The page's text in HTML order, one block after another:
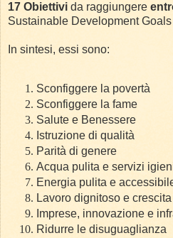
17 Obiettivi da raggiungere
Sustainable Development
In sintesi, essi sono:
Sconfiggere la povertà
Sconfiggere la fame
Salute e Benessere
Istruzione di qualità
Parità di genere
Acqua pulita e servizi
Energia pulita e
Lavoro dignitoso e
Imprese, innovazione e
Ridurre le disuguaglianza